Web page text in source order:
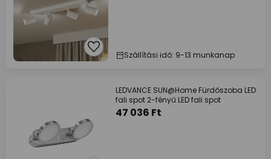
Szállítási idő: 9-13 munkanap
LEDVANCE SUN@Home Fürdőszoba LED
fali spot 2-fényű LED fali spot
47 036 Ft